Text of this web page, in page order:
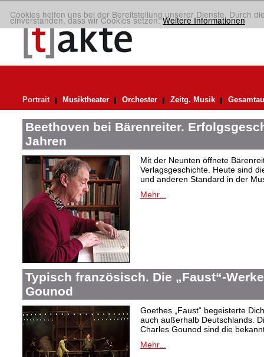
Cookies helfen uns bei der Bereitstellung unserer Dienste. Durch
einverstanden, dass wir Cookies setzen.Weitere Informationen
Portrait Musiktheater Orchester Zeitg. Musik
Beethoven bei Bärenreiter.
Jahren
Mit der Neunten öffnete
Verlagsgeschichte. Heute sind
und anderen Standard in der
Mehr...
Typisch französisch. Die „Faust“-
Gounod
Goethes „Faust“ begeisterte
auch außerhalb Deutschlands.
Charles Gounod sind die
Mehr...